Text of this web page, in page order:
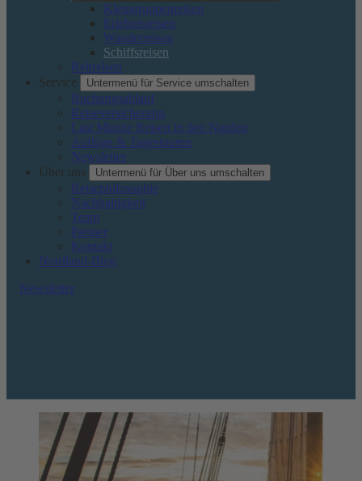
Kleingruppenreisen
Erlebnisreisen
Wanderreisen
Schiffsreisen
Reitreisen
Service
Untermenü für Service umschalten
Buchungsablauf
Reiseversicherung
Last Minute Reisen in den Norden
Auflüge & Tagestouren
Newsletter
Über uns
Untermenü für Über uns umschalten
Reisephilosophie
Nachhaltigkeit
Team
Partner
Kontakt
Nordland-Blog
Newsletter